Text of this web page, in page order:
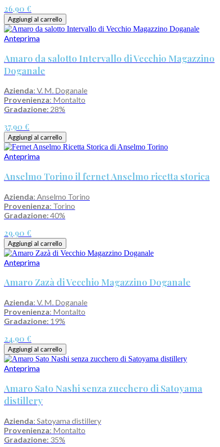
26,90 €
Aggiungi al carrello
Anteprima
Amaro da salotto Intervallo di Vecchio Magazzino
Doganale
Azienda: V. M. Doganale
Provenienza: Montalto
Gradazione: 28%
37,90 €
Aggiungi al carrello
Anteprima
Anselmo Torino il fernet Anselmo ricetta storica
Azienda: Anselmo Torino
Provenienza: Torino
Gradazione:40%
29,90 €
Aggiungi al carrello
Anteprima
Amaro Zazà di Vecchio Magazzino Doganale
Azienda: V. M. Doganale
Provenienza: Montalto
Gradazione: 19%
24,90 €
Aggiungi al carrello
Anteprima
Amaro Sato Nashi senza zucchero di Satoyama
distillery
Azienda: Satoyama distillery
Provenienza: Montalto
Gradazione: 35%